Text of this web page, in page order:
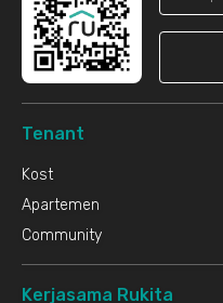
Tenant
Kost
Apartemen
Community
Kerjasama Rukita